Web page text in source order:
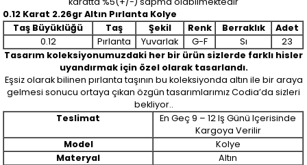
0.12 Karat 2.26gr Altın Pırlanta Kolye
Taş Büyüklüğü
Taş Şekil Renk Berraklık
Adet
0.12
Pırlanta Yuvarlak G-F Sı
23
Tasarım koleksiyonumuzdaki her bir ürün sizlerde farklı hisler
uyandırmak için özel olarak tasarlandı.
Eşsiz olarak bilinen pırlanta taşının bu koleksiyonda altın ile bir araya
gelmesi sonucu ortaya çıkan özgün tasarımlarımız Codia’da sizleri
bekliyor..
Teslimat
En Geç 9 – 12 Iş Günü Içerisinde
Kargoya Verilir
Model
Kolye
Materyal
Altın